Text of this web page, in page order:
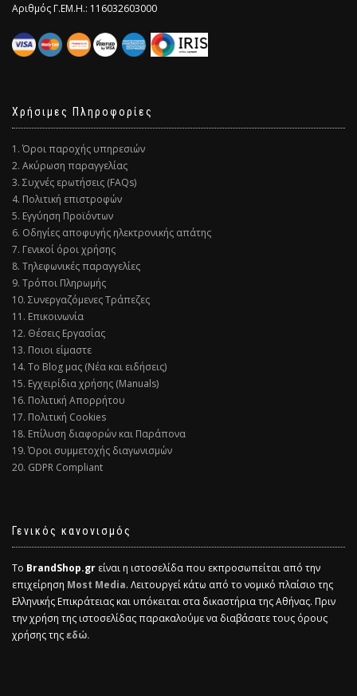
Αριθμός Γ.ΕΜ.Η.: 116032603000
Χρήσιμες Πληροφορίες
1. Όροι παροχής υπηρεσιών
2. Ακύρωση παραγγελίας
3. Συχνές ερωτήσεις (FAQs)
4. Πολιτική επιστροφών
5. Εγγύηση Προϊόντων
6. Οδηγίες αποφυγής ηλεκτρονικής απάτης
7. Γενικοί όροι χρήσης
8. Τηλεφωνικές παραγγελίες
9. Τρόποι Πληρωμής
10. Συνεργαζόμενες Τράπεζες
11. Επικοινωνία
12. Θέσεις Εργασίας
13. Ποιοι είμαστε
14. Το Blog μας (Νέα και ειδήσεις)
15. Εγχειρίδια χρήσης (Manuals)
16. Πολιτική Απορρήτου
17. Πολιτική Cookies
18. Επίλυση διαφορών και Παράπονα
19. Όροι συμμετοχής διαγωνισμών
20. GDPR Compliant
Γενικός κανονισμός
Το BrandShop.gr είναι η ιστοσελίδα που εκπροσωπείται από την
επιχείρηση Most Media. Λειτουργεί κάτω από το νομικό πλαίσιο της
Ελληνικής Επικράτειας και υπόκειται στα δικαστήρια της Αθήνας. Πριν
την χρήση της ιστοσελίδας παρακαλούμε να διαβάσατε τους όρους
χρήσης τηςεδώ.